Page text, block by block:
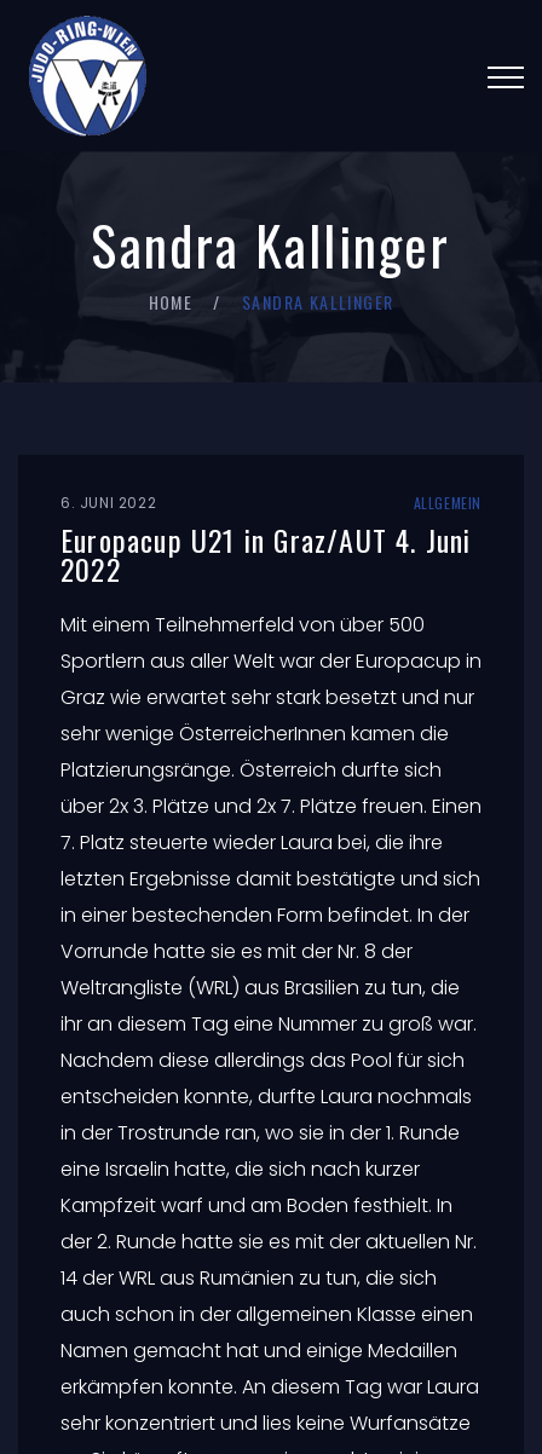
Sandra Kallinger
HOME SANDRA KALLINGER
6. JUNI 2022 ALLGEMEIN
Europacup U21 in Graz/AUT 4. Juni
2022
Mit einem Teilnehmerfeld von über 500
Sportlern aus aller Welt war der Europacup in
Graz wie erwartet sehr stark besetzt und nur
sehr wenige ÖsterreicherInnen kamen die
Platzierungsränge. Österreich durfte sich
über 2x 3. Plätze und 2x 7. Plätze freuen. Einen
7. Platz steuerte wieder Laura bei, die ihre
letzten Ergebnisse damit bestätigte und sich
in einer bestechenden Form befindet. In der
Vorrunde hatte sie es mit der Nr. 8 der
Weltrangliste (WRL) aus Brasilien zu tun, die
ihr an diesem Tag eine Nummer zu groß war.
Nachdem diese allerdings das Pool für sich
entscheiden konnte, durfte Laura nochmals
in der Trostrunde ran, wo sie in der 1. Runde
eine Israelin hatte, die sich nach kurzer
Kampfzeit warf und am Boden festhielt. In
der 2. Runde hatte sie es mit der aktuellen Nr.
14 der WRL aus Rumänien zu tun, die sich
auch schon in der allgemeinen Klasse einen
Namen gemacht hat und einige Medaillen
erkämpfen konnte. An diesem Tag war Laura
sehr konzentriert und lies keine Wurfansätze